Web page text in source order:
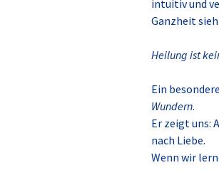
intuitiv und
Ganzheit
Heilung ist
Ein
Wundern.
Er zeigt uns:
nach Liebe.
Wenn wir